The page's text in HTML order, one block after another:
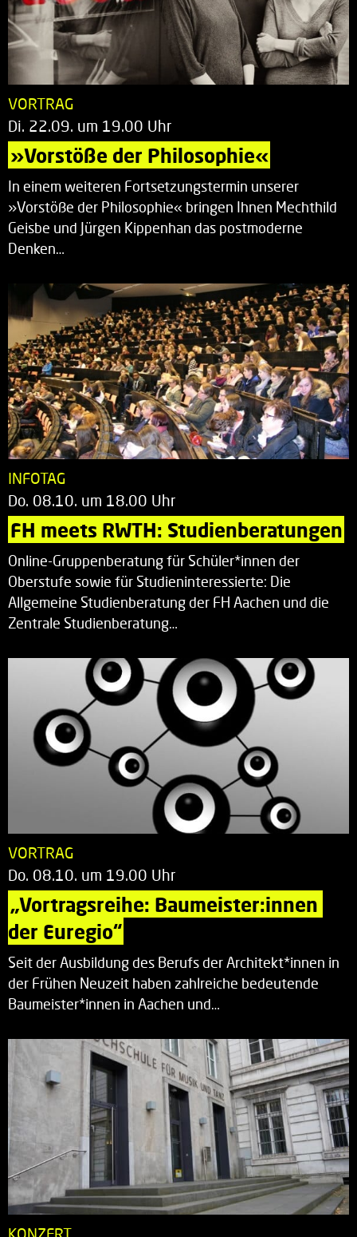
VORTRAG
Di. 22.09. um 19.00 Uhr
»Vorstöße der Philosophie«
In einem weiteren Fortsetzungstermin unserer
»Vorstöße der Philosophie« bringen Ihnen Mechthild
Geisbe und Jürgen Kippenhan das postmoderne
Denken…
INFOTAG
Do. 08.10. um 18.00 Uhr
FH meets RWTH: Studienberatungen
Online-Gruppenberatung für Schüler*innen der
Oberstufe sowie für Studieninteressierte: Die
Allgemeine Studienberatung der FH Aachen und die
Zentrale Studienberatung…
VORTRAG
Do. 08.10. um 19.00 Uhr
„Vortragsreihe: Baumeister:innen
der Euregio“
Seit der Ausbildung des Berufs der Architekt*innen in
der Frühen Neuzeit haben zahlreiche bedeutende
Baumeister*innen in Aachen und…